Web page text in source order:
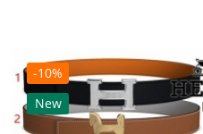
-10%
New